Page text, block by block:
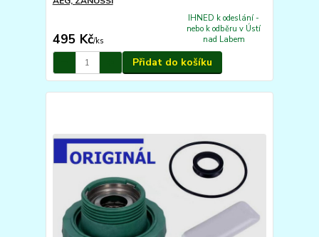
495 Kč/ks
IHNED k odeslání -
nebo k odběru v Ústí
nad Labem
Přidat do košíku